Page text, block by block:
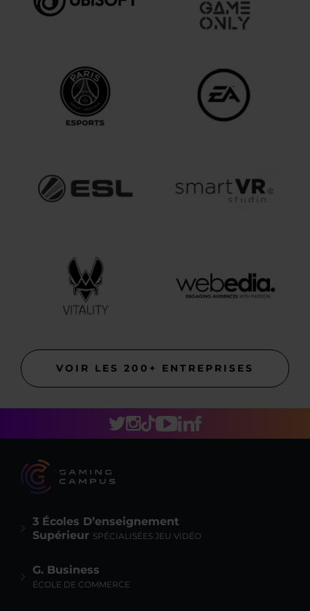
VOIR LES 200+ ENTREPRISES
3 Écoles D’enseignement
Supérieur SPÉCIALISÉES JEU VIDÉO
G. Business
ÉCOLE DE COMMERCE